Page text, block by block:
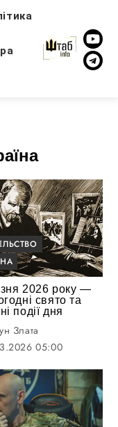
2026 року —
свято та
події дня
Злата
05:00